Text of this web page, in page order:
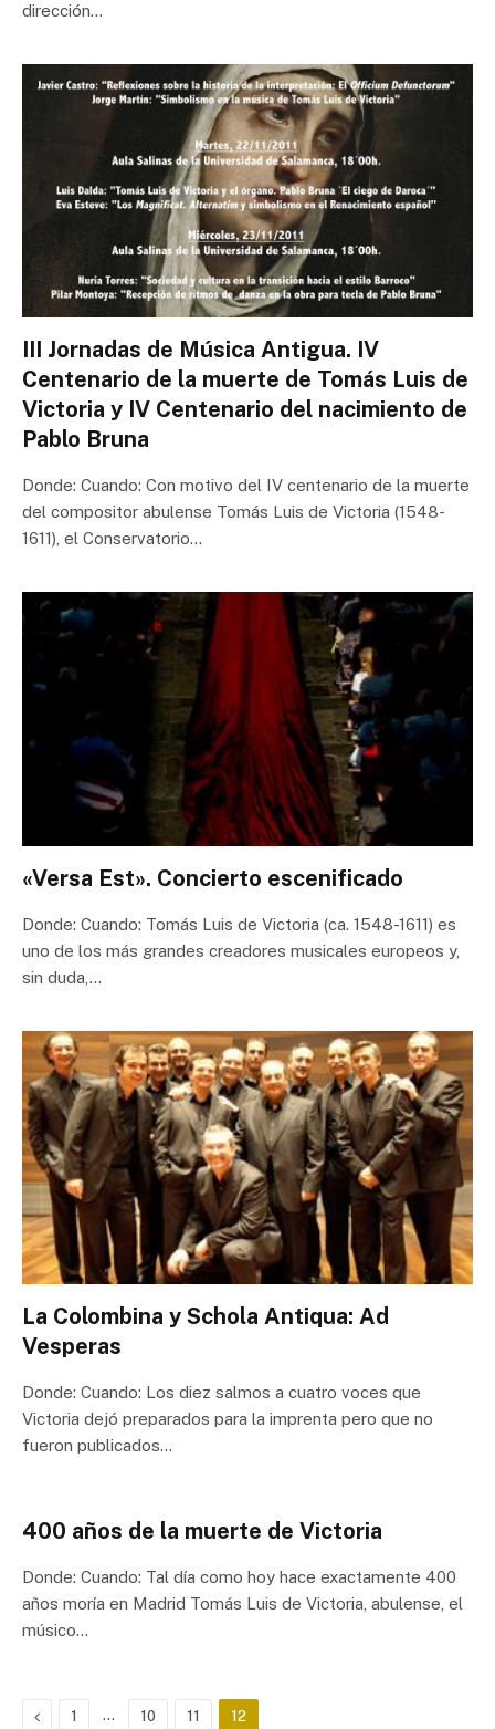
dirección…
III Jornadas de Música Antigua. IV
Centenario de la muerte de Tomás Luis de
Victoria y IV Centenario del nacimiento de
Pablo Bruna
Donde: Cuando: Con motivo del IV centenario de la muerte
del compositor abulense Tomás Luis de Victoria (1548-
1611), el Conservatorio…
«Versa Est». Concierto escenificado
Donde: Cuando: Tomás Luis de Victoria (ca. 1548-1611) es
uno de los más grandes creadores musicales europeos y,
sin duda,…
La Colombina y Schola Antiqua: Ad
Vesperas
Donde: Cuando: Los diez salmos a cuatro voces que
Victoria dejó preparados para la imprenta pero que no
fueron publicados…
400 años de la muerte de Victoria
Donde: Cuando: Tal día como hoy hace exactamente 400
años moría en Madrid Tomás Luis de Victoria, abulense, el
músico…
Previous
1 … 10 11 12